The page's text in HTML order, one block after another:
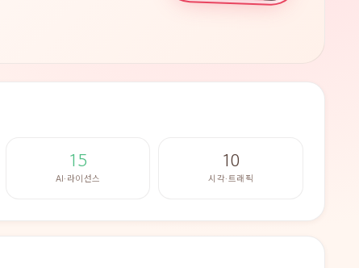
15
AI·라이선스
10
시각·트래픽